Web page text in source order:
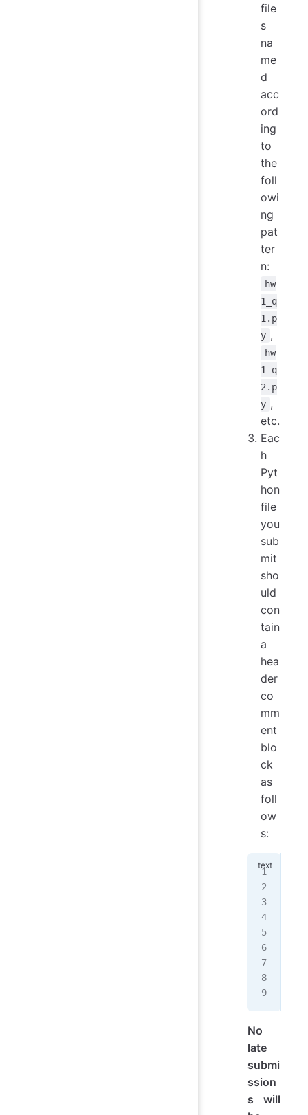
file
s
na
me
d
acc
ord
ing
to
the
foll
owi
ng
pat
ter
n:
hw
1_q
1.p
y ,
hw
1_q
2.p
y ,
etc.
Eac
h
Pyt
hon
file
you
sub
mit
sho
uld
con
tain
a
hea
der
co
mm
ent
blo
ck
as
foll
ow
s:
No
late
submi
ssion
s will